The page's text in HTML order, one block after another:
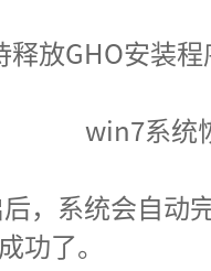
释放GHO安装
，系统会自动
功了。